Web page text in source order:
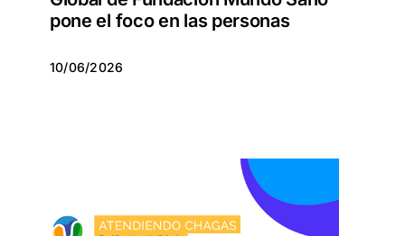
pone el foco en las personas
10/06/2026
10/06/2026